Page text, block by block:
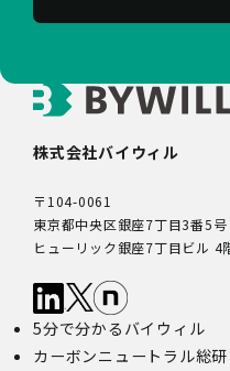
株式会社バイウィル
〒104-0061
東京都中央区銀座7丁目3番5号
ヒューリック銀座7丁目ビル 4
5分で分かるバイウィル
カーボンニュートラル総研